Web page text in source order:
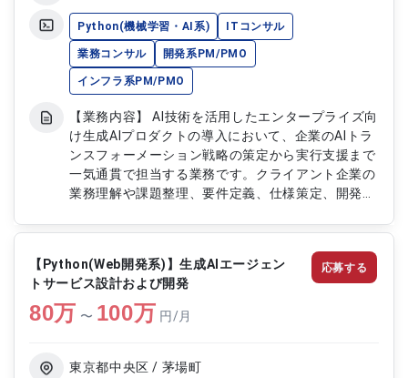
計 ・開発効率化施策の検討と導入 ・開発組織運営
および採用に関する検討対応
Python(機械学習・AI系) ITコンサル
業務コンサル 開発系PM/PMO
インフラ系PM/PMO
【業務内容】 AI技術を活用したエンタープライズ向
け生成AIプロダクトの導入において、企業のAIトラ
ンスフォーメーション戦略の策定から実行支援まで
一気通貫で担当する業務です。クライアント企業の
業務理解や課題整理、要件定義、仕様策定、開発チ
く対応します。 【作業内容】 ・AIプロダクト受託
開発案件における専任PM業務 ・クライアント業務
理解・課題特定 ・AX戦略・ロードマップ策定 ・提
案活動および営業同行 ・要件定義・仕様策定 ・開
発チームのマネジメント（スケジュール・品質・コ
スト管理） ・顧客折衝およびリレーション構築 ・
書・ドキュメント作成 ・チーム内での技術的議
【Python(Web開発系)】生成AIエージェン
トサービス設計および開発
80万 〜 100万 円/月
東京都中央区 / 茅場町
応募する